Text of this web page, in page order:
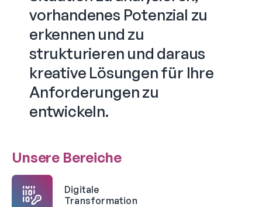
vorhandenes Potenzial zu
erkennen und zu
strukturieren und daraus
kreative Lösungen für Ihre
Anforderungen zu
entwickeln.
Unsere Bereiche
Digitale
Transformation